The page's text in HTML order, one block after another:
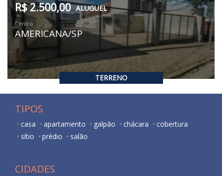
TERRENO
R$ 2.500,00 ALUGUEL
Centro
AMERICANA/SP
TIPOS
casa apartamento galpão chácara
cobertura
sítio
prédio salão
CIDADES